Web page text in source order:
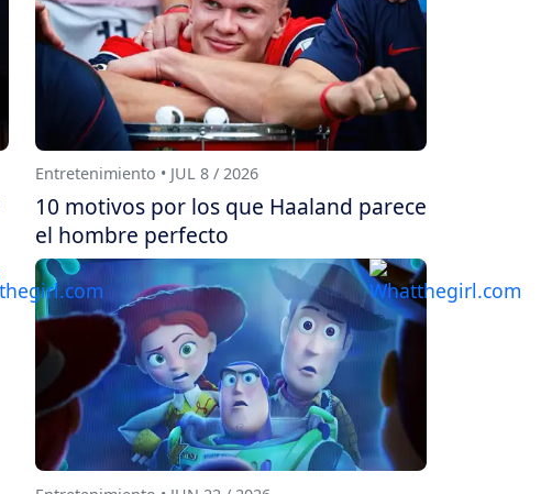
Entretenimiento • JUL 8 / 2026
10 motivos por los que Haaland parece
el hombre perfecto